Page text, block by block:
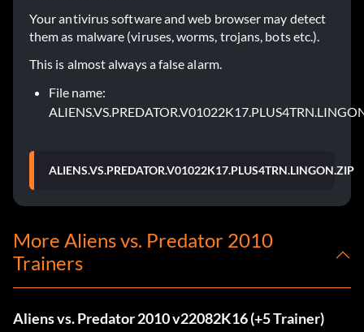
Your antivirus software and web browser may detect
them as malware (viruses, worms, trojans, bots etc.).
This is almost always a false alarm.
File name:
ALIENS.VS.PREDATOR.V01022K17.PLUS4TRN.LINGON.ZIP
More Aliens vs. Predator 2010
Trainers
Aliens vs. Predator 2010 v22082K16 (+5 Trainer)